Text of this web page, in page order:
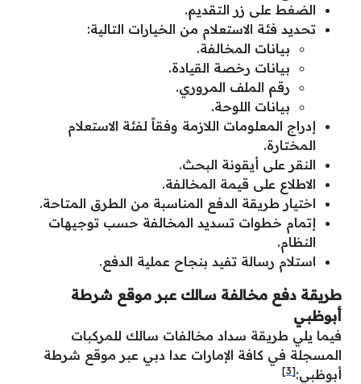
الضغط على زر التقديم.
تحديد فئة الاستعلام من الخيارات التالية:
بيانات المخالفة.
بيانات رخصة القيادة.
رقم الملف المروري.
بيانات اللوحة.
إدراج المعلومات اللازمة وفقاً لفئة الاستعلام
المختارة.
النقر على أيقونة البحث.
الاطلاع على قيمة المخالفة.
اختيار طريقة الدفع المناسبة من الطرق المتاحة.
إتمام خطوات تسديد المخالفة حسب توجيهات
النظام.
استلام رسالة تفيد بنجاح عملية الدفع.
طريقة دفع مخالفة سالك عبر موقع شرطة
أبوظبي
فيما يلي طريقة سداد مخالفات سالك للمركبات
المسجلة في كافة الإمارات عدا دبي عبر موقع شرطة
أبوظبي:[3]